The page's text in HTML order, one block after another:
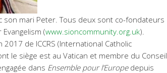
son mari Peter. Tous deux sont co-fondateurs
(www.sioncommunity.org.uk).
de ICCRS (International Catholic
le siège est au Vatican et membre du Conseil
dans Ensemble pour l’Europe depuis